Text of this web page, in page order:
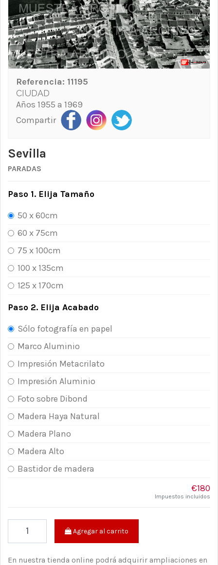
Referencia: 11195
CIUDAD
Años 1955 a 1969
Compartir
Sevilla
PARADAS
Paso 1. Elija Tamaño
50 x 60cm
60 x 75cm
75 x 100cm
100 x 135cm
125 x 170cm
Paso 2. Elija Acabado
Sólo fotografía en papel
Marco Aluminio
Impresión Metacrilato
Impresión Aluminio
Foto sobre Dibond
Madera Haya Natural
Madera Plano
Madera Alto
Bastidor de madera
€180
Impuestos incluidos
Agregar al carrito
En nuestra tienda online podrá adquirir ampliaciones en